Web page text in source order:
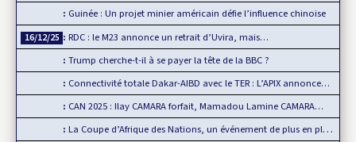
Guinée : Un projet minier américain défie l’influence chinoise
16/12/25
RDC : le M23 annonce un retrait d’Uvira, mais…
Trump cherche-t-il à se payer la tête de la BBC ?
Connectivité totale Dakar-AIBD avec le TER : L’APIX annonce…
CAN 2025 : Ilay CAMARA forfait, Mamadou Lamine CAMARA…
La Coupe d’Afrique des Nations, un événement de plus en plus…